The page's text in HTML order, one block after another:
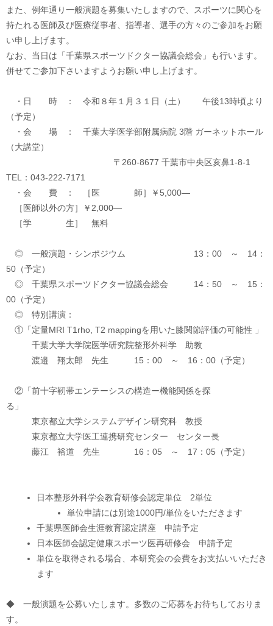
また、例年通り一般演題を募集いたしますので、スポーツに関心を
持たれる医師及び医療従事者、指導者、選手の方々のご参加をお願
い申し上げます。
なお、当日は「千葉県スポーツドクター協議会総会」も行います。
併せてご参加下さいますようお願い申し上げます。
・日 時 ： 令和８年１月３１日（土） 午後13時頃より
（予定）
・会 場 ： 千葉大学医学部附属病院 3階 ガーネットホール
（大講堂）
〒260-8677 千葉市中央区亥鼻1-8-1
TEL：043-222-7171
・会 費 ： ［医 師］￥5,000—
［医師以外の方］￥2,000—
［学 生］ 無料
◎ 一般演題・シンポジウム 13：00 ～ 14：
50（予定）
◎ 千葉県スポーツドクター協議会総会 14：50 ～ 15：
00（予定）
◎ 特別講演：
①「定量MRI T1rho, T2 mappingを用いた膝関節評価の可能性 」
千葉大学大学院医学研究院整形外科学 助教
渡邉 翔太郎 先生 15：00 ～ 16：00（予定）
②「前十字靭帯エンテーシスの構造ー機能関係を探
る」
東京都立大学システムデザイン研究科 教授
東京都立大学医工連携研究センター センター長
藤江 裕道 先生 16：05 ～ 17：05（予定）
日本整形外科学会教育研修会認定単位 2単位
単位申請には別途1000円/単位をいただきます
千葉県医師会生涯教育認定講座 申請予定
日本医師会認定健康スポーツ医再研修会 申請予定
単位を取得される場合、本研究会の会費をお支払いいただき
ます
◆ 一般演題を公募いたします。多数のご応募をお待ちしておりま
す。